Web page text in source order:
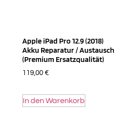
Apple iPad Pro 12.9 (2018)
Akku Reparatur / Austausch
(Premium Ersatzqualität)
119,00 €
In den Warenkorb